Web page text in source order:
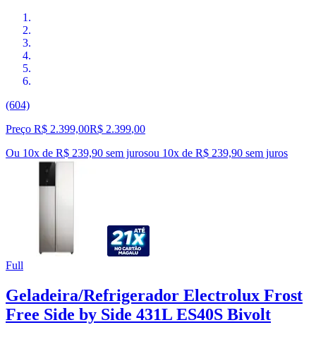
(604)
Preço R$ 2.399,00R$ 2.399,00
Ou 10x de R$ 239,90 sem jurosou 10x de R$ 239,90 sem juros
Full
Geladeira/Refrigerador Electrolux Frost
Free Side by Side 431L ES40S Bivolt